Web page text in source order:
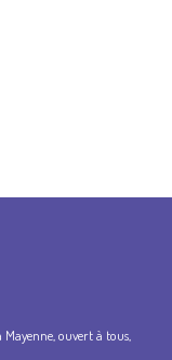
ouvert à tous,